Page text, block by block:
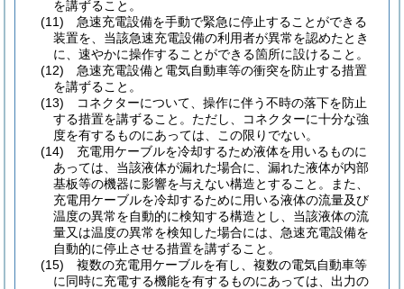
を講ずること。
(11)
急速充電設備を手動で緊急に停止することができる
装置を、当該急速充電設備の利用者が異常を認めたとき
に、速やかに操作することができる箇所に設けること。
(12)
急速充電設備と電気自動車等の衝突を防止する措置
を講ずること。
(13)
コネクターについて、操作に伴う不時の落下を防止
する措置を講ずること。 ただし、コネクターに十分な強
度を有するものにあっては、この限りでない。
(14)
充電用ケーブルを冷却するため液体を用いるものに
あっては、当該液体が漏れた場合に、漏れた液体が内部
基板等の機器に影響を与えない構造とすること。
また、
充電用ケーブルを冷却するために用いる液体の流量及び
温度の異常を自動的に検知する構造とし、当該液体の流
量又は温度の異常を検知した場合には、急速充電設備を
自動的に停止させる措置を講ずること。
(15)
複数の充電用ケーブルを有し、複数の電気自動車等
に同時に充電する機能を有するものにあっては、出力の